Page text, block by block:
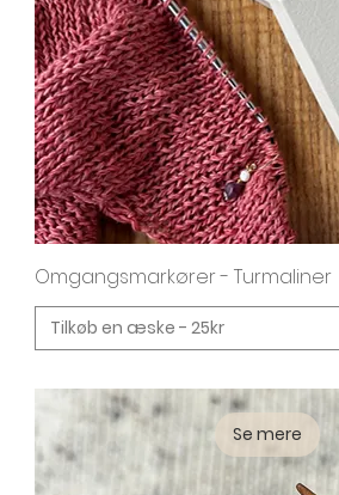
Omgangsmarkører - Turmaliner
Se mere